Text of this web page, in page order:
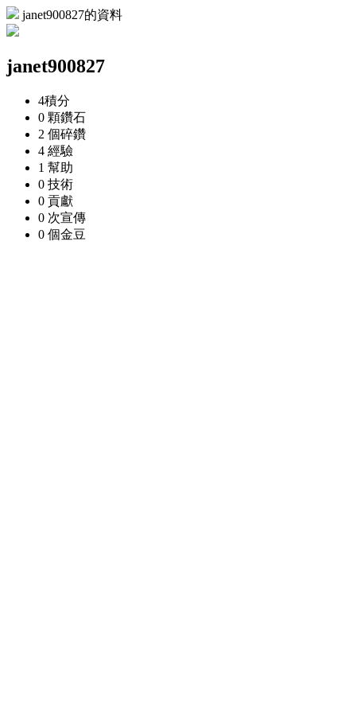
janet900827的資料
janet900827
4積分
0 顆鑽石
2 個碎鑽
4 經驗
1 幫助
0 技術
0 貢獻
0 次宣傳
0 個金豆